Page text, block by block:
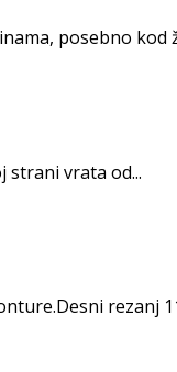
posebno kod
strani vrata od...
rezanj